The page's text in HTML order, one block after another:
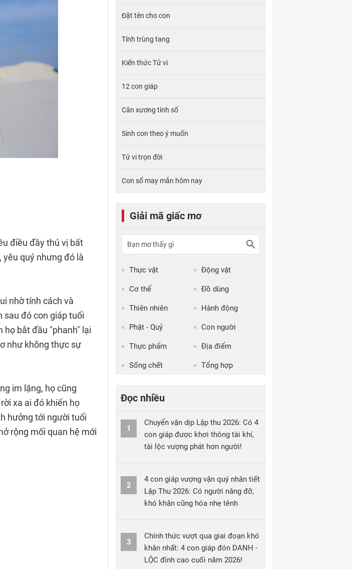
điều đầy thú vị bất
quý nhưng đó là
nhờ tính cách và
sau đó con giáp tuổi
họ bắt đầu "phanh" lại
như không thực sự
im lặng, họ cũng
xa ai đó khiến họ
hưởng tới người tuổi
rộng mối quan hệ mới
Đặt tên cho con
Tính trùng tang
Kiến thức Tử vi
12 con giáp
Cân xương tính số
Sinh con theo ý muốn
Tử vi trọn đời
Con số may mắn hôm nay
Giải mã giấc mơ
Thực vật Động vật
Cơ thể Đồ dùng
Thiên nhiên Hành động
Phật - Quỷ Con người
Thực phẩm Địa điểm
Sống chết Tổng hợp
Đọc nhiều
1
Chuyển vận dịp Lập thu 2026: Có 4
con giáp được khơi thông tài khí,
tài lộc vượng phát hơn người!
2
4 con giáp vượng vận quý nhân tiết
Lập Thu 2026: Có người nâng đỡ,
khó khăn cũng hóa nhẹ tênh
3
Chính thức vượt qua giai đoạn khó
khăn nhất: 4 con giáp đón DANH -
LỘC đỉnh cao cuối năm 2026!